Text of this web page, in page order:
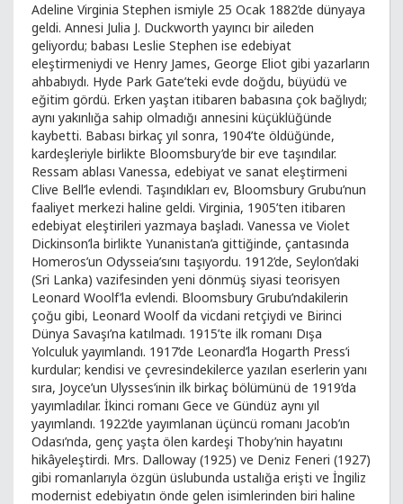
Adeline Virginia Stephen ismiyle 25 Ocak 1882’de dünyaya
geldi. Annesi Julia J. Duckworth yayıncı bir aileden
geliyordu; babası Leslie Stephen ise edebiyat
eleştirmeniydi ve Henry James, George Eliot gibi yazarların
ahbabıydı. Hyde Park Gate’teki evde doğdu, büyüdü ve
eğitim gördü. Erken yaştan itibaren babasına çok bağlıydı;
aynı yakınlığa sahip olmadığı annesini küçüklüğünde
kaybetti. Babası birkaç yıl sonra, 1904’te öldüğünde,
kardeşleriyle birlikte Bloomsbury’de bir eve taşındılar.
Ressam ablası Vanessa, edebiyat ve sanat eleştirmeni
Clive Bell’le evlendi. Taşındıkları ev, Bloomsbury Grubu’nun
faaliyet merkezi haline geldi. Virginia, 1905’ten itibaren
edebiyat eleştirileri yazmaya başladı. Vanessa ve Violet
Dickinson’la birlikte Yunanistan’a gittiğinde, çantasında
Homeros’un Odysseia’sını taşıyordu. 1912’de, Seylon’daki
(Sri Lanka) vazifesinden yeni dönmüş siyasi teorisyen
Leonard Woolf’la evlendi. Bloomsbury Grubu’ndakilerin
çoğu gibi, Leonard Woolf da vicdani retçiydi ve Birinci
Dünya Savaşı’na katılmadı. 1915’te ilk romanı Dışa
Yolculuk yayımlandı. 1917’de Leonard’la Hogarth Press’i
kurdular; kendisi ve çevresindekilerce yazılan eserlerin yanı
sıra, Joyce’un Ulysses’inin ilk birkaç bölümünü de 1919’da
yayımladılar. İkinci romanı Gece ve Gündüz aynı yıl
yayımlandı. 1922’de yayımlanan üçüncü romanı Jacob’ın
Odası’nda, genç yaşta ölen kardeşi Thoby’nin hayatını
hikâyeleştirdi. Mrs. Dalloway (1925) ve Deniz Feneri (1927)
gibi romanlarıyla özgün üslubunda ustalığa erişti ve İngiliz
modernist edebiyatın önde gelen isimlerinden biri haline